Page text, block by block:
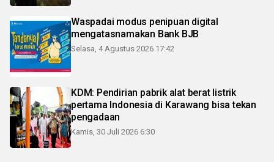
Waspadai modus penipuan digital
mengatasnamakan Bank BJB
Selasa, 4 Agustus 2026 17:42
KDM: Pendirian pabrik alat berat listrik
pertama Indonesia di Karawang bisa tekan
pengadaan
Kamis, 30 Juli 2026 6:30